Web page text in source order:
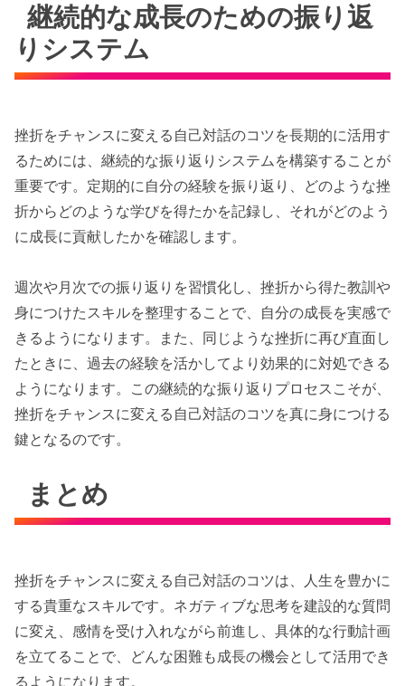
継続的な成長のための振り返
りシステム
挫折をチャンスに変える自己対話のコツを長期的に活用す
るためには、継続的な振り返りシステムを構築することが
重要です。定期的に自分の経験を振り返り、どのような挫
折からどのような学びを得たかを記録し、それがどのよう
に成長に貢献したかを確認します。
週次や月次での振り返りを習慣化し、挫折から得た教訓や
身につけたスキルを整理することで、自分の成長を実感で
きるようになります。また、同じような挫折に再び直面し
たときに、過去の経験を活かしてより効果的に対処できる
ようになります。この継続的な振り返りプロセスこそが、
挫折をチャンスに変える自己対話のコツを真に身につける
鍵となるのです。
まとめ
挫折をチャンスに変える自己対話のコツは、人生を豊かに
する貴重なスキルです。ネガティブな思考を建設的な質問
に変え、感情を受け入れながら前進し、具体的な行動計画
を立てることで、どんな困難も成長の機会として活用でき
るようになります。